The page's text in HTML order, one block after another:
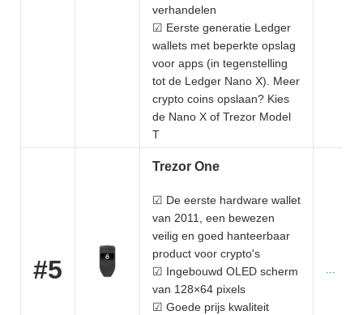
verhandelen
☑ Eerste generatie Ledger
wallets met beperkte opslag
voor apps (in tegenstelling
tot de Ledger Nano X). Meer
crypto coins opslaan? Kies
de Nano X of Trezor Model
T
#5
Trezor One
☑ De eerste hardware wallet
van 2011, een bewezen
veilig en goed hanteerbaar
product voor crypto's
☑ Ingebouwd OLED scherm
van 128×64 pixels
☑ Goede prijs kwaliteit